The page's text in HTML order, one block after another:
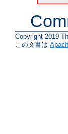
Copyright 2019
この文書は